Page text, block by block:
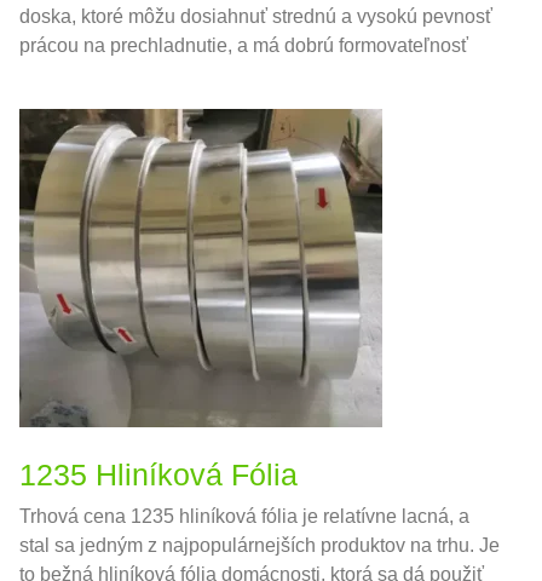
doska, ktoré môžu dosiahnuť strednú a vysokú pevnosť
prácou na prechladnutie, a má dobrú formovateľnosť
1235 Hliníková Fólia
Trhová cena 1235 hliníková fólia je relatívne lacná, a
stal sa jedným z najpopulárnejších produktov na trhu. Je
to bežná hliníková fólia domácnosti, ktorá sa dá použiť